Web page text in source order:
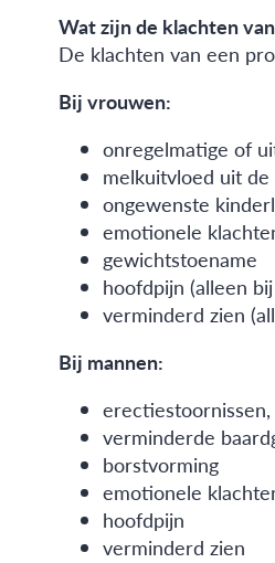
Wat zijn de klachten
De klachten van een
Bij vrouwen:
onregelmatige of
melkuitvloed uit
ongewenste
emotionele
gewichtstoename
hoofdpijn (alleen
verminderd zien
Bij mannen:
verminderde
borstvorming
emotionele
hoofdpijn
verminderd zien